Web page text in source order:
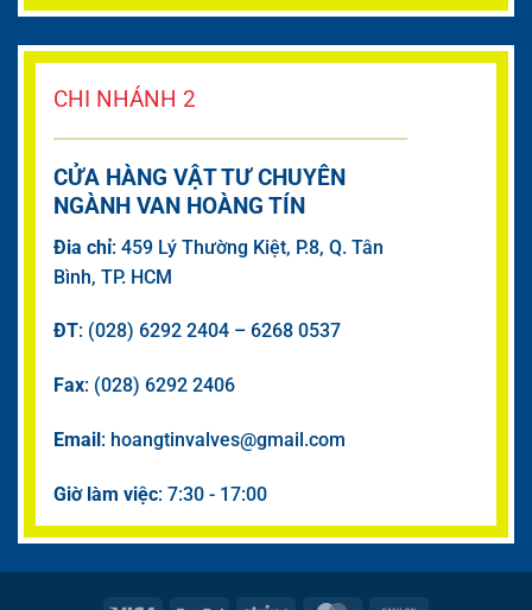
CHI NHÁNH 2
CỬA HÀNG VẬT TƯ CHUYÊN
NGÀNH VAN HOÀNG TÍN
Đia chỉ: 459 Lý Thường Kiệt, P.8, Q. Tân
Bình, TP. HCM
ĐT: (028) 6292 2404 – 6268 0537
Fax: (028) 6292 2406
Email: hoangtinvalves@gmail.com
Giờ làm việc: 7:30 - 17:00